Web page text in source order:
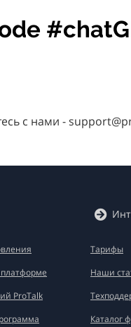
с нами -
платформе
ProTalk
Тарифы
Наши
Каталог